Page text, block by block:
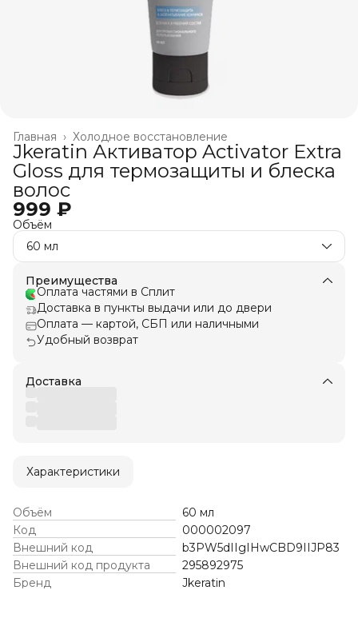
Холодное восстановление
Главная ›
Jkeratin Активатор Activator Extra
Gloss для термозащиты и блеска
волос
999 ₽
Объём
60 мл
Преимущества
Оплата частями в Сплит
Доставка в пункты выдачи или до двери
Оплата — картой, СБП или наличными
Удобный возврат
Доставка
Характеристики
Объём
60 мл
Код
000002097
Внешний код
b3PW5dIIgIHwCBD9IIJP83
Внешний код продукта
295892975
Бренд
Jkeratin